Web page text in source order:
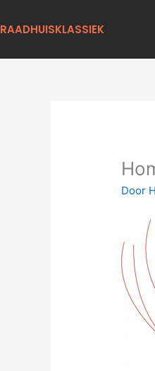
naar
inhoud
RAADHUISKLASSIEK
Door